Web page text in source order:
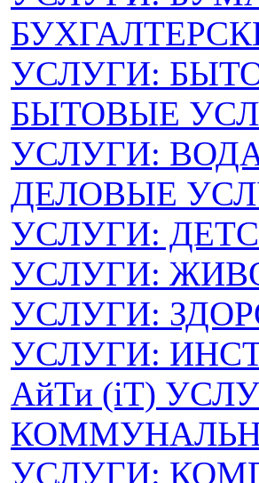
УСЛУГИ:
БЫТОВЫЕ
УСЛУГИ:
ДЕЛОВЫЕ
УСЛУГИ:
УСЛУГИ:
УСЛУГИ:
УСЛУГИ:
АйТи (iT)
УСЛУГИ: